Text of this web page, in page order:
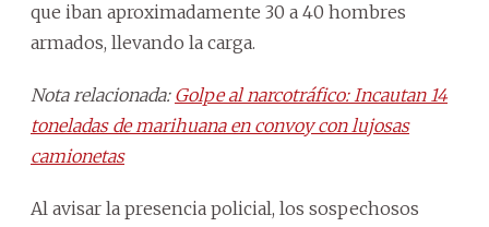
que iban aproximadamente 30 a 40 hombres
armados, llevando la carga.
Nota relacionada: Golpe al narcotráfico: Incautan 14
toneladas de marihuana en convoy con lujosas
camionetas
Al avisar la presencia policial, los sospechosos